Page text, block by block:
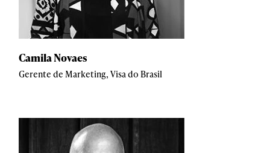
Camila Novaes
Gerente de Marketing, Visa do Brasil